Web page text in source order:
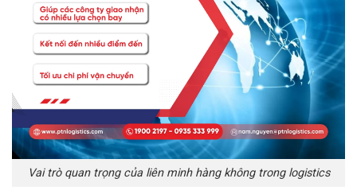
Vai trò quan trọng của liên minh hàng không trong logistics